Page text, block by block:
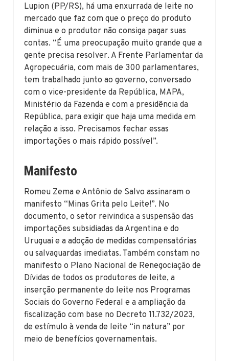
Lupion (PP/RS), há uma enxurrada de leite no
mercado que faz com que o preço do produto
diminua e o produtor não consiga pagar suas
contas. “É uma preocupação muito grande que a
gente precisa resolver. A Frente Parlamentar da
Agropecuária, com mais de 300 parlamentares,
tem trabalhado junto ao governo, conversado
com o vice-presidente da República, MAPA,
Ministério da Fazenda e com a presidência da
República, para exigir que haja uma medida em
relação a isso. Precisamos fechar essas
importações o mais rápido possível”.
Manifesto
Romeu Zema e Antônio de Salvo assinaram o
manifesto “Minas Grita pelo Leite!”. No
documento, o setor reivindica a suspensão das
importações subsidiadas da Argentina e do
Uruguai e a adoção de medidas compensatórias
ou salvaguardas imediatas. Também constam no
manifesto o Plano Nacional de Renegociação de
Dívidas de todos os produtores de leite, a
inserção permanente do leite nos Programas
Sociais do Governo Federal e a ampliação da
fiscalização com base no Decreto 11.732/2023,
de estímulo à venda de leite “in natura” por
meio de benefícios governamentais.